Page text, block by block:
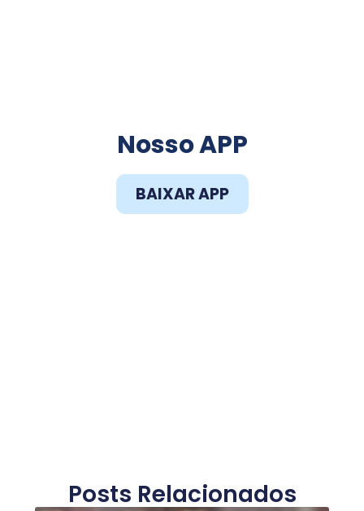
Nosso APP
BAIXAR APP
Posts Relacionados